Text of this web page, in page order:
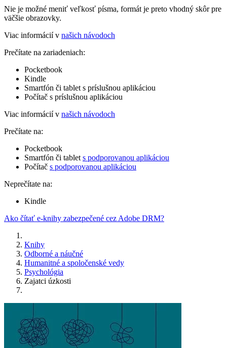
Nie je možné meniť veľkosť písma, formát je preto vhodný skôr pre
väčšie obrazovky.
Viac informácií v našich návodoch
Prečítate na zariadeniach:
Pocketbook
Kindle
Smartfón či tablet s príslušnou aplikáciou
Počítač s príslušnou aplikáciou
Viac informácií v našich návodoch
Prečítate na:
Pocketbook
Smartfón či tablet s podporovanou aplikáciou
Počítač s podporovanou aplikáciou
Neprečítate na:
Kindle
Ako čítať e-knihy zabezpečené cez Adobe DRM?
Knihy
Odborné a náučné
Humanitné a spoločenské vedy
Psychológia
Zajatci úzkosti